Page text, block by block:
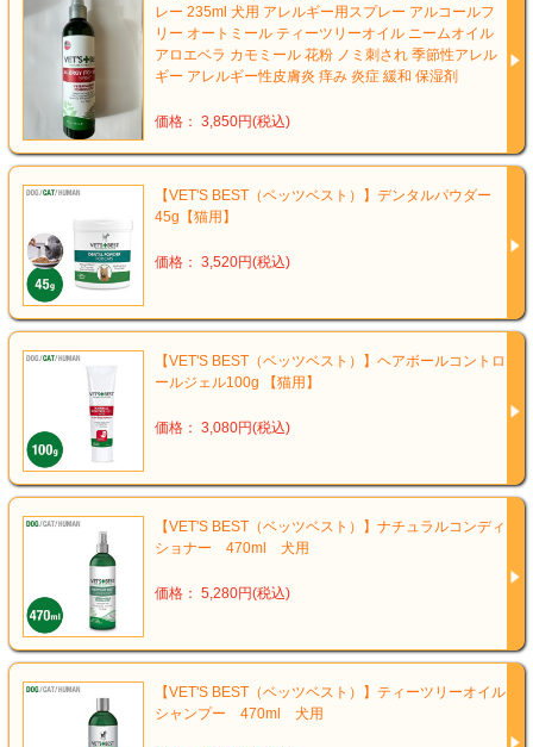
レー 235ml 犬用 アレルギー用スプレー アルコールフ
リー オートミール ティーツリーオイル ニームオイル
アロエベラ カモミール 花粉 ノミ刺され 季節性アレル
ギー アレルギー性皮膚炎 痒み 炎症 緩和 保湿剤
価格： 3,850円(税込)
【VET'S BEST（ベッツベスト）】デンタルパウダー
45g【猫用】
価格： 3,520円(税込)
【VET'S BEST（ベッツベスト）】ヘアボールコントロ
ールジェル100g 【猫用】
価格： 3,080円(税込)
【VET'S BEST（ベッツベスト）】ナチュラルコンディ
ショナー 470ml 犬用
価格： 5,280円(税込)
【VET'S BEST（ベッツベスト）】ティーツリーオイル
シャンプー 470ml 犬用